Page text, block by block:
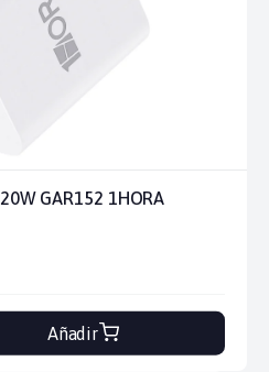
GAR152 1HORA
Añadir